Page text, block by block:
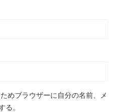
めブラウザーに自分の名前、メ
る。